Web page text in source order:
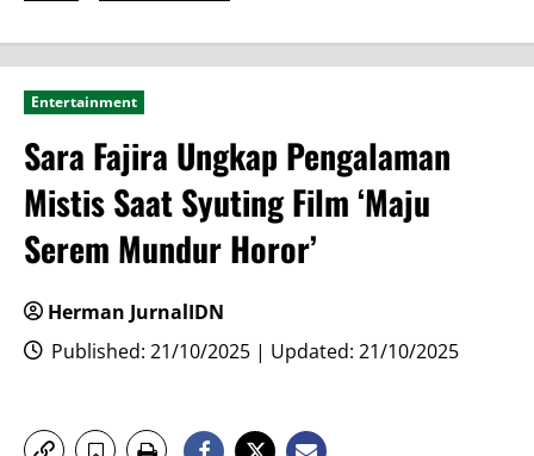
Entertainment
Sara Fajira Ungkap Pengalaman
Mistis Saat Syuting Film ‘Maju
Serem Mundur Horor’
Herman JurnalIDN
Published: 21/10/2025 | Updated: 21/10/2025